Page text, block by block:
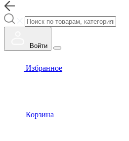
Войти
Избранное
Корзина